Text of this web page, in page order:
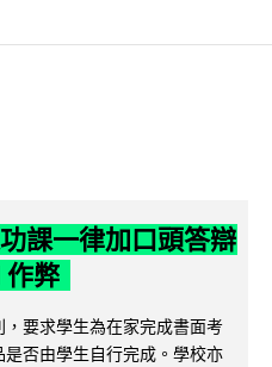
課一律加口頭答辯
作弊
要求學生為在家完成書面考
否由學生自行完成。學校亦